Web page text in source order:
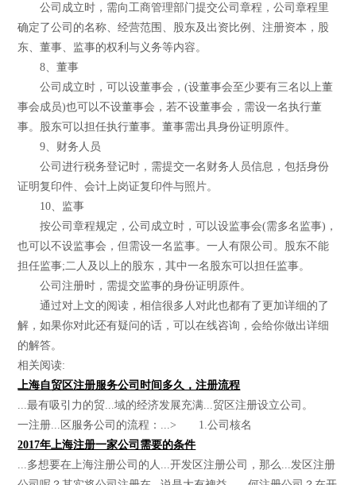
公司成立时，需向工商管理部门提交公司章程，公司章程里
确定了公司的名称、经营范围、股东及出资比例、注册资本，股
东、董事、监事的权利与义务等内容。
8、董事
公司成立时，可以设董事会，(设董事会至少要有三名以上董
事会成员)也可以不设董事会，若不设董事会，需设一名执行董
事。股东可以担任执行董事。董事需出具身份证明原件。
9、财务人员
公司进行税务登记时，需提交一名财务人员信息，包括身份
证明复印件、会计上岗证复印件与照片。
10、监事
按公司章程规定，公司成立时，可以设监事会(需多名监事)，
也可以不设监事会，但需设一名监事。一人有限公司。股东不能
担任监事;二人及以上的股东，其中一名股东可以担任监事。
公司注册时，需提交监事的身份证明原件。
通过对上文的阅读，相信很多人对此也都有了更加详细的了
解，如果你对此还有疑问的话，可以在线咨询，会给你做出详细
的解答。
相关阅读:
上海自贸区注册服务公司时间多久，注册流程
...最有吸引力的贸...域的经济发展充满...贸区注册设立公司。
一注册...区服务公司的流程：...> 1.公司核名
2017年上海注册一家公司需要的条件
...多想要在上海注册公司的人...开发区注册公司，那么...发区注册